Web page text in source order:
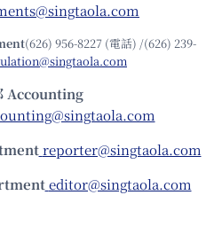
(626) 956-8227 (電話) /(626) 239-
Accounting
reporter@singtaola.com
editor@singtaola.com